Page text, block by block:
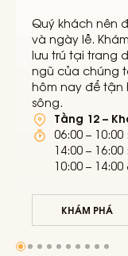
Quý khách nên
và ngày lễ.
lưu trú tại trang
ngũ của chúng
hôm nay để tận
sông.
Tầng 12 –
06:00 –
14:00 –
10:00 –
KHÁM PHÁ